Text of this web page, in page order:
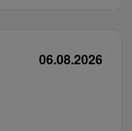
06.08.2026